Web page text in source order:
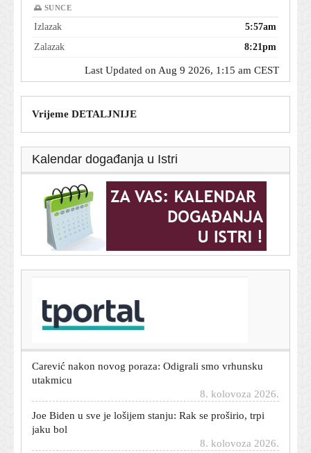
🌅 SUNCE
Izlazak
5:57am
Zalazak
8:21pm
Last Updated on Aug 9 2026, 1:15 am CEST
Vrijeme DETALJNIJE
Kalendar događanja u Istri
Dnevni horoskop za 9. kolovoza 2026. - što vam
zvijezde danas donose
Carević nakon novog poraza: Odigrali smo vrhunsku
utakmicu
Joe Biden u sve je lošijem stanju: Rak se proširio, trpi
jaku bol